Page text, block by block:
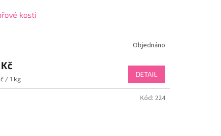
kosti
Objednáno
/ 1 kg
DETAIL
Kód: 224